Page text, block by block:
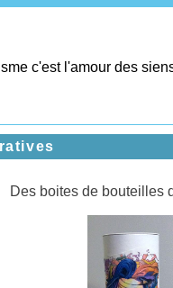
c'est l'amour des
Des boites de bouteilles